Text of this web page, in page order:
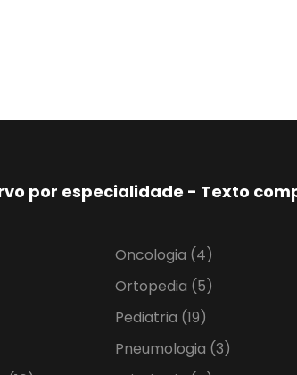
por especialidade - Texto
Oncologia (4)
Ortopedia (5)
Pediatria (19)
Pneumologia (3)